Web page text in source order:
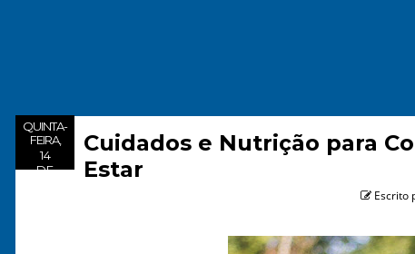
QUINTA-
FEIRA,
14
DE
Cuidados e Nutrição para
Estar
Escrito